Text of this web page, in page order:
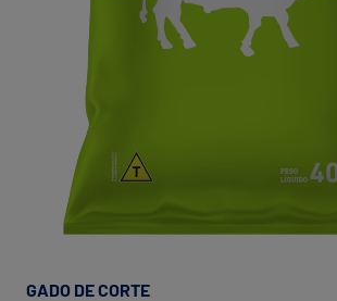
GADO DE CORTE